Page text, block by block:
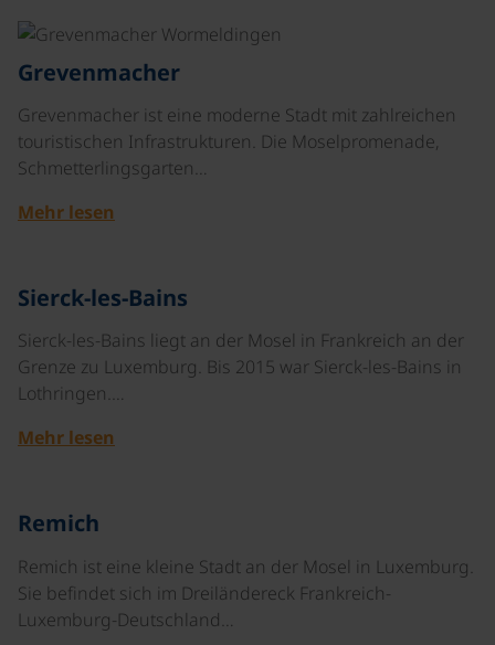
Grevenmacher
Grevenmacher ist eine moderne Stadt mit zahlreichen
touristischen Infrastrukturen. Die Moselpromenade,
Schmetterlingsgarten…
Mehr lesen
Sierck-les-Bains
Sierck-les-Bains liegt an der Mosel in Frankreich an der
Grenze zu Luxemburg. Bis 2015 war Sierck-les-Bains in
Lothringen.…
Mehr lesen
Remich
Remich ist eine kleine Stadt an der Mosel in Luxemburg.
Sie befindet sich im Dreiländereck Frankreich-
Luxemburg-Deutschland…